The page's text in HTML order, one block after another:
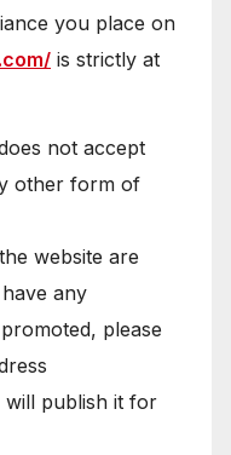
you place on
is strictly at
not accept
other form of
website are
any
please
will publish it for